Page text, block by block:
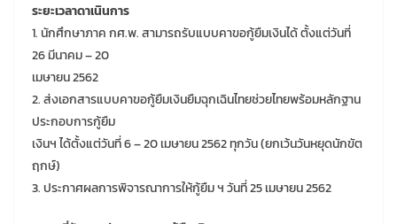
ระยะเวลาดาเนินการ
1. นักศึกษาภาค กศ.พ. สามารถรับแบบคาขอกู้ยืมเงินได้ ตั้งแต่วันที่
26 มีนาคม – 20
เมษายน 2562
2. ส่งเอกสารแบบคาขอกู้ยืมเงินยืมฉุกเฉินไทยช่วยไทยพร้อมหลักฐาน
ประกอบการกู้ยืม
เงินฯ ได้ตั้งแต่วันที่ 6 – 20 เมษายน 2562 ทุกวัน (ยกเว้นวันหยุดนักขัต
ฤกษ์)
3. ประกาศผลการพิจารณาการให้กู้ยืม ฯ วันที่ 25 เมษายน 2562